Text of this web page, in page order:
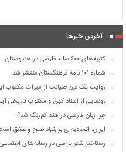
آخرین خبرها
کتیبه‌های ۶۰۰ ساله فارسی در هندوستان
شماره ۱۰۱ نامۀ فرهنگستان منتشر شد
روایت یک قرن صیانت از میراث مکتوب
رونمایی از اسناد کهن و مکتوب تاریخی
چرا زبان فارسی در هند کم‌رنگ شد؟
ایران، اتحادیه‌ای بر بنیاد صلح و عشق
رستاخیز شعر پارسی در رسانه‌های اجتماعی